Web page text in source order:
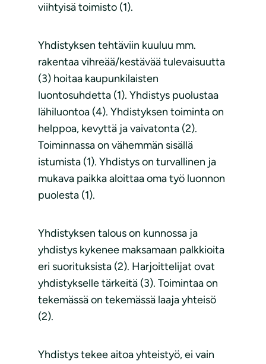
viihtyisä toimisto (1).
Yhdistyksen tehtäviin kuuluu mm.
rakentaa vihreää/kestävää tulevaisuutta
(3) hoitaa kaupunkilaisten
luontosuhdetta (1). Yhdistys puolustaa
lähiluontoa (4). Yhdistyksen toiminta on
helppoa, kevyttä ja vaivatonta (2).
Toiminnassa on vähemmän sisällä
istumista (1). Yhdistys on turvallinen ja
mukava paikka aloittaa oma työ luonnon
puolesta (1).
Yhdistyksen talous on kunnossa ja
yhdistys kykenee maksamaan palkkioita
eri suorituksista (2). Harjoittelijat ovat
yhdistykselle tärkeitä (3). Toimintaa on
tekemässä on tekemässä laaja yhteisö
(2).
Yhdistys tekee aitoa yhteistyö, ei vain